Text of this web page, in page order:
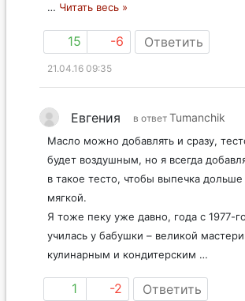
… Читать весь »
15 -6 Ответить
21.04.16 09:35
Евгения в ответ Tumanchik
Масло можно добавлять и сразу,
будет воздушным, но я всегда
в такое тесто, чтобы выпечка дольше
мягкой.
Я тоже пеку уже давно, года с 1977-
училась у бабушки – великой
кулинарным и кондитерским …
1 -2 Ответить